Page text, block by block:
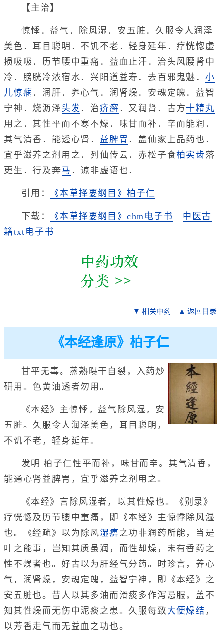
【主治】
惊悸．益气．除风湿．安五脏．久服令人润泽
美色．耳目聪明．不饥不老．轻身延年．疗恍惚虚
损吸吸．历节腰中重痛．益血止汗．治头风腰肾中
冷．膀胱冷浓宿水．兴阳道益寿．去百邪鬼魅． 小
儿惊痫 ．润肝．养心气．润肾燥．安魂定魄．益智
宁神．烧沥泽 头发 ．治疥癣 ．又润肾．古方 十精丸
用之．其性平而不寒不燥．味甘而补．辛而能润．
其气清香．能透心肾． 益脾胃 ．盖仙家上品药也．
宜乎滋养之剂用之．列仙传云．赤松子食柏实 齿落
更生．行及奔马 ．谅非虚语也．
引用： 《本草择要纲目》柏子仁
下载： 《本草择要纲目》chm电子书
中医古
籍txt电子书
▼ 相关中药 ▲ 返回目录
《本经逢原》柏子仁
甘平无毒。蒸熟曝干自裂，入药炒
研用。色黄油透者勿用。
《本经》主惊悸，益气除风湿，安
五脏。久服令人润泽美色，耳目聪明，
不饥不老，轻身延年。
发明 柏子仁性平而补，味甘而辛。其气清香，
能通心肾益脾胃，宜乎滋养之剂用之。
《本经》言除风湿者，以其性燥也。《别录》
疗恍惚及历节腰中重痛，即《本经》主惊悸除风湿
也。《经疏》以为除风湿痹 之功非润药所能，当是
叶之能事，岂知其质虽润，而性却燥，未有香药之
性不燥者也。好古以为肝经气分药。时珍言，养心
气，润肾燥，安魂定魄，益智宁神，即《本经》之
安五脏也。昔人以其多油而滑痰多作泻忌服，盖不
知其性燥而无伤中泥痰之患。久服每致大便燥结 ，
以芳香走气而无益血之功也。